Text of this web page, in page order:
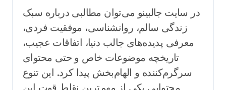
در سایت جالبینو می‌توان مطالبی درباره سبک
زندگی سالم، روانشناسی، موفقیت فردی،
معرفی پدیده‌های جالب دنیا، اتفاقات عجیب،
تاریخچه موضوعات خاص و حتی محتوای
سرگرم‌کننده و الهام‌بخش پیدا کرد. این تنوع
محتوایی یکی از مهم‌ترین نقاط قوت این